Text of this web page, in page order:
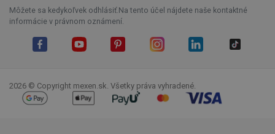
Môžete sa kedykoľvek odhlásiť.Na tento účel nájdete naše kontaktné
informácie v právnom oznámení.
2026 © Copyright mexen.sk. Všetky práva vyhradené.